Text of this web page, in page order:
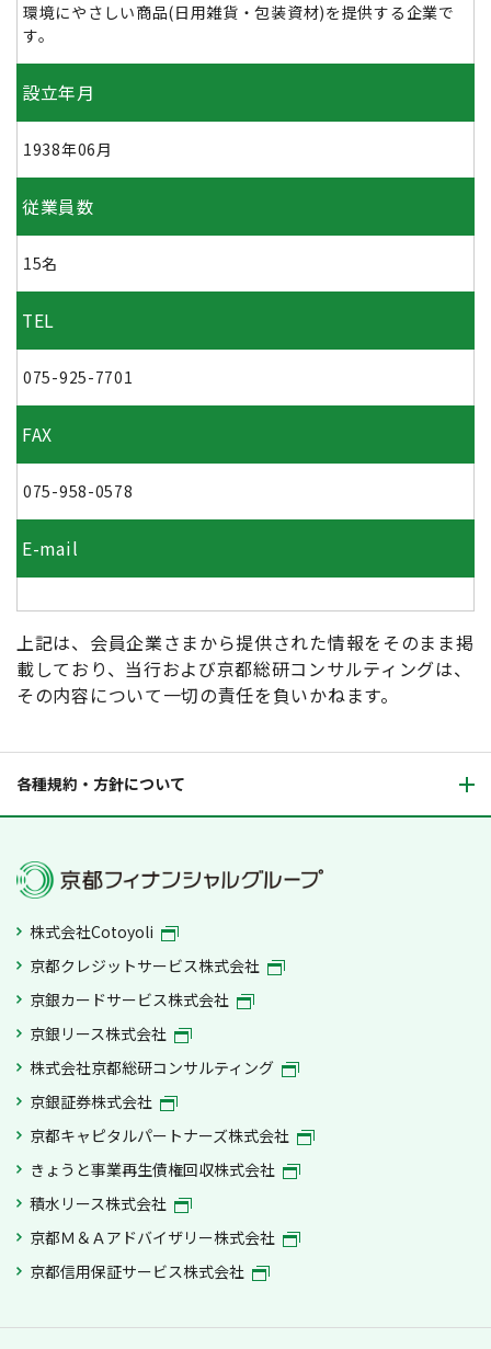
環境にやさしい商品(日用雑貨・包装資材)を提供する企業で
す。
設立年月
1938年06月
従業員数
15名
TEL
075-925-7701
FAX
075-958-0578
E-mail
上記は、会員企業さまから提供された情報をそのまま掲
載しており、当行および京都総研コンサルティングは、
その内容について一切の責任を負いかねます。
各種規約・方針について
株式会社Cotoyoli
京都クレジットサービス株式会社
京銀カードサービス株式会社
京銀リース株式会社
株式会社京都総研コンサルティング
京銀証券株式会社
京都キャピタルパートナーズ株式会社
きょうと事業再生債権回収株式会社
積水リース株式会社
京都Ｍ＆Ａアドバイザリー株式会社
京都信用保証サービス株式会社